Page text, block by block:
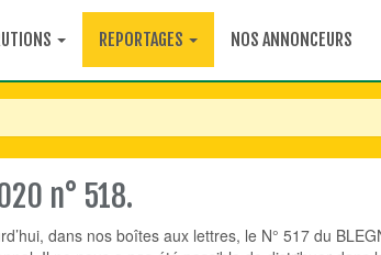
REPORTAGES NOS ANNONCEURS
n° 518.
dans nos boîtes aux lettres, le N° 517 du